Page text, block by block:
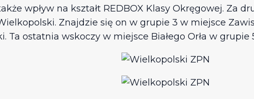
wpływ na kształt REDBOX Klasy Okręgowej. Za
Znajdzie się on w grupie 3 w miejsce
Ta ostatnia wskoczy w miejsce Białego Orła w grupie